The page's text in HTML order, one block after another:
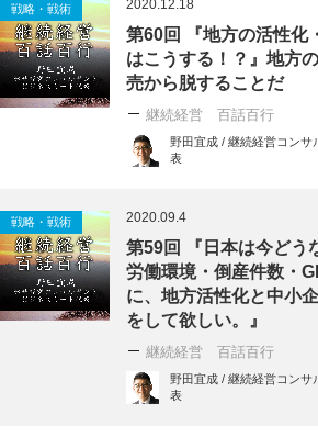
戦略・戦術 2020.12.18
第60回 『地方の活性化
はこうする！？』地方
売から脱することだ
継続経営 百話百行
野田宜成 / 継続経営コンサ
表
戦略・戦術 2020.09.4
第59回 『日本は今ど
労働環境・倒産件数・
に、地方活性化と中小
をして欲しい。』
継続経営 百話百行
野田宜成 / 継続経営コンサ
表